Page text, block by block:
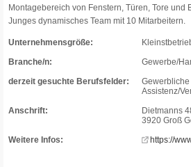
Montagebereich von Fenstern, Türen, Tore und
Junges dynamisches Team mit 10 Mitarbeitern.
Unternehmensgröße:
Branche/n:
Gewerbe/
derzeit gesuchte Berufsfelder:
Assistenz/
Anschrift:
Dietmanns
3920 Groß
Weitere Infos:
https://